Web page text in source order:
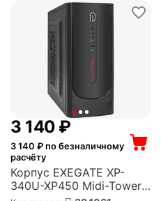
3 140 ₽
3 140 ₽ по безналичному
расчёту
Корпус EXEGATE XP-
340U-XP450 Midi-Tower,